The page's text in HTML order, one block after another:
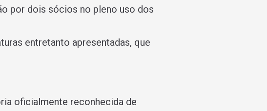
por dois sócios no pleno uso dos
entretanto apresentadas, que
oficialmente reconhecida de